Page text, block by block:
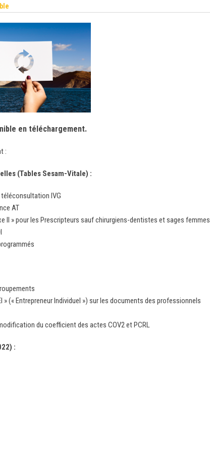
en téléchargement.
:
(Tables Sesam-Vitale) :
IVG
AT
II » pour les Prescripteurs sauf chirurgiens-dentistes et sages femmes
(« Entrepreneur Individuel ») sur les documents des professionnels
du coefficient des actes COV2 et PCRL
: